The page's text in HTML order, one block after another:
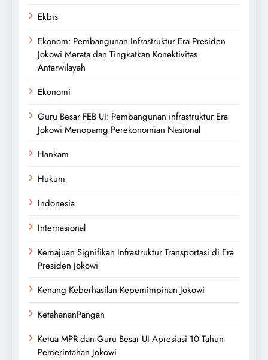
Ekbis
Ekonom: Pembangunan Infrastruktur Era Presiden
Jokowi Merata dan Tingkatkan Konektivitas
Antarwilayah
Ekonomi
Guru Besar FEB UI: Pembangunan infrastruktur Era
Jokowi Menopamg Perekonomian Nasional
Hankam
Hukum
Indonesia
Internasional
Kemajuan Signifikan Infrastruktur Transportasi di Era
Presiden Jokowi
Kenang Keberhasilan Kepemimpinan Jokowi
KetahananPangan
Ketua MPR dan Guru Besar UI Apresiasi 10 Tahun
Pemerintahan Jokowi